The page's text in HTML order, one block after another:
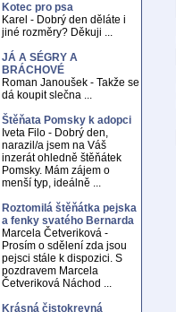
Kotec pro psa
Karel - Dobrý den děláte i
jiné rozměry? Děkuji ...
JÁ A SÉGRY A
BRÁCHOVÉ
Roman Janoušek - Takže se
dá koupit slečna ...
Štěňata Pomsky k adopci
Iveta Filo - Dobrý den,
narazil/a jsem na Váš
inzerát ohledně štěňátek
Pomsky. Mám zájem o
menší typ, ideálně ...
Roztomilá štěňátka pejska
a fenky svatého Bernarda
Marcela Četveriková -
Prosím o sdělení zda jsou
pejsci stále k dispozici. S
pozdravem Marcela
Četveriková Náchod ...
Krásná čistokrevná